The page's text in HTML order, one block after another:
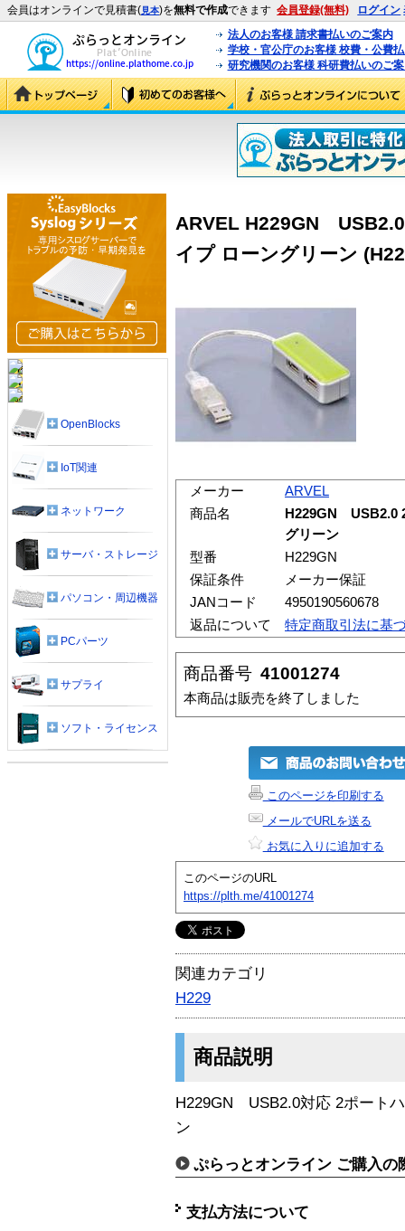
会員はオンラインで見積書(見本)を無料で作成できます 会員登録(無料) ログイン
法人のお客様 請求書払いのご案内
学校・官公庁のお客様 校費・公費
研究機関のお客様 科研費払いのご
ARVEL H229GN
イプ ローングリーン
メーカー
ARVEL
商品名
H229GN USB2.0
グリーン
型番
H229GN
保証条件
メーカー保証
JANコード
4950190560678
返品について
特定商取引法に基
商品番号 41001274
本商品は販売を終了しました
このページを印刷する
メールでURLを送る
お気に入りに追加する
このページのURL
https://plth.me/41001274
関連カテゴリ
H229
商品説明
H229GN USB2.0対応 2ポート
ン
ぷらっとオンライン ご購入の
支払方法について
OpenBlocks
IoT関連
ネットワーク
サーバ・ストレージ
パソコン・周辺機器
PCパーツ
サプライ
ソフト・ライセンス